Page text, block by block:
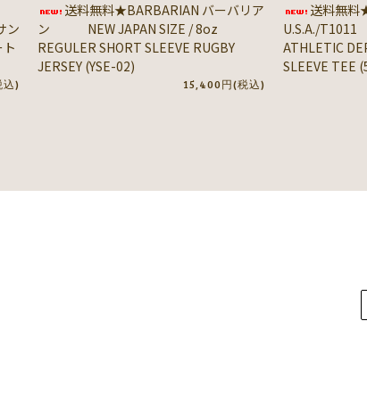
ン
込)
送料無料★BARBARIAN バーバリア
ン NEW JAPAN SIZE / 8oz
REGULER SHORT SLEEVE RUGBY
JERSEY (YSE-02)
15,400円(税込)
送料無
U.S.A./
ATHLETIC
SLEEVE TEE